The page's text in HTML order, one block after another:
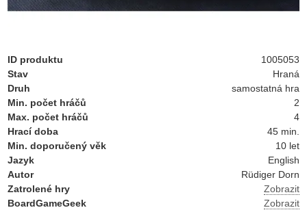
ID produktu
1005053
Stav
Hraná
Druh
samostatná hra
Min. počet hráčů
2
Max. počet hráčů
4
Hrací doba
45 min.
Min. doporučený věk
10 let
Jazyk
English
Autor
Rüdiger Dorn
Zatrolené hry
Zobrazit
BoardGameGeek
Zobrazit